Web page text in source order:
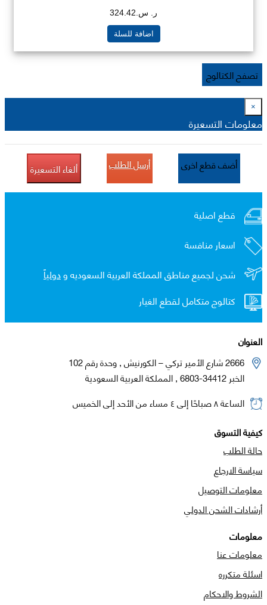
ر. س.324.42
اضافة للسلة
تصفح الكتالوج
×
معلومات التسعيرة
أضف قطع اخرى أرسل الطلب ألغاء التسعيرة
قطع اصلية
اسعار منافسة
شحن لجميع مناطق المملكة العربية السعوديه ودولياً
كتالوج متكامل لقطع الغيار
العنوان
2666 شارع الأمير تركي – الكورنيش , وحدة رقم 102
الخبر 34412-6803 , المملكة العربية السعودية
الساعة ٨ صباحًا إلى ٤ مساء من الأحد إلى الخميس
كيفية التسوق
حالة الطلب
سياسة الارجاع
معلومات التوصيل
أرشادات الشحن الدولي
معلومات
معلومات عنا
اسئلة متكرره
الشروط والاحكام